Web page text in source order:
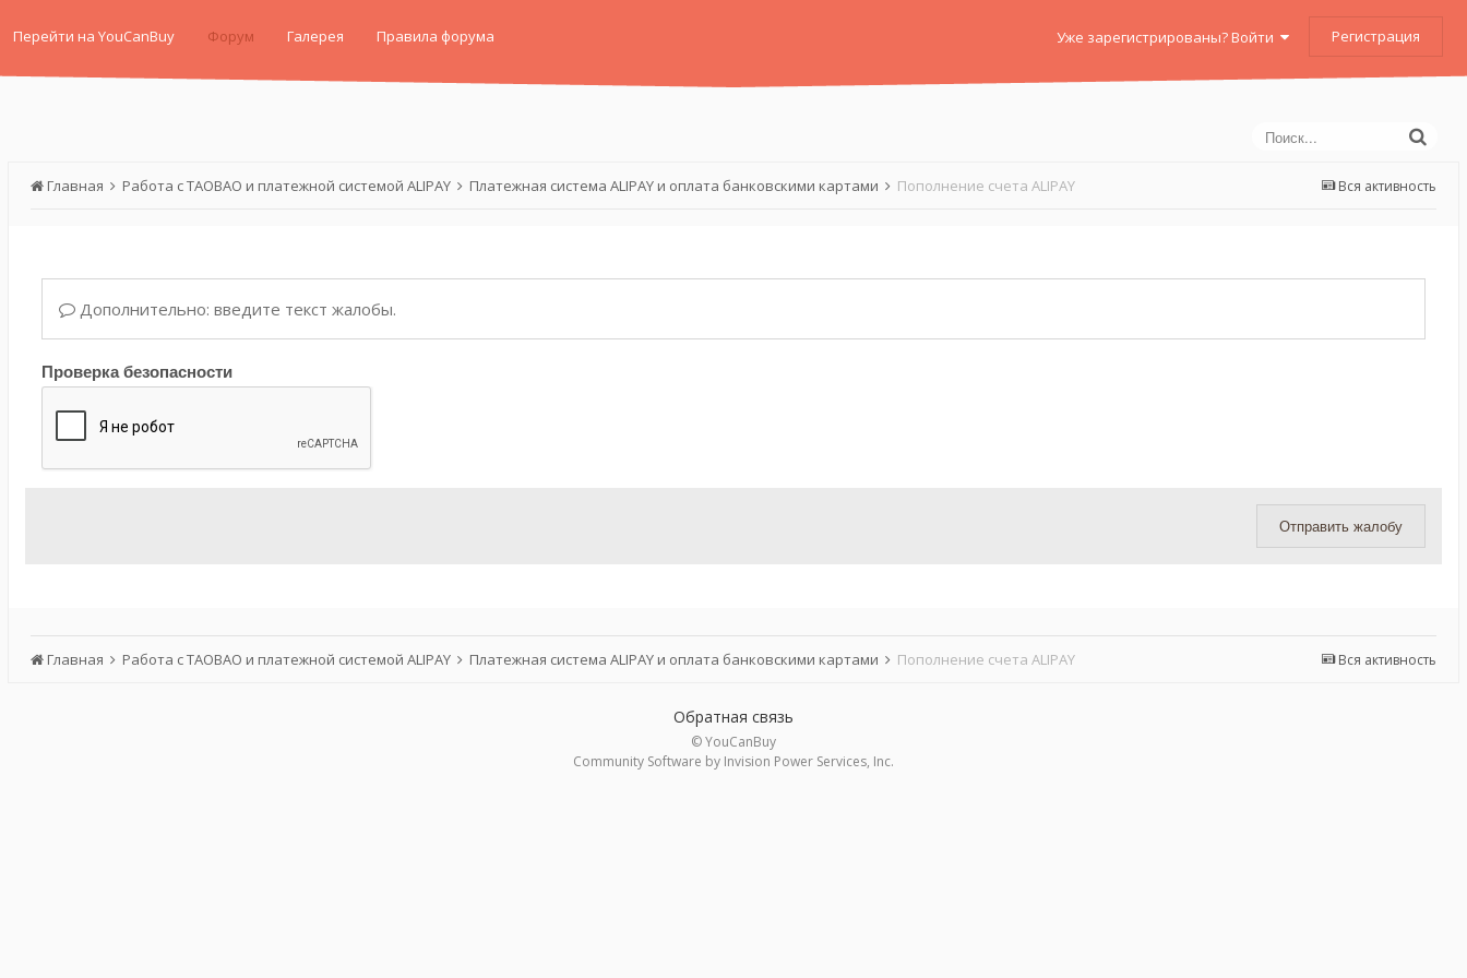
Перейти на YouCanBuy Форум Галерея Правила форума Уже зарегистрированы? Войти Регистрация
Вся активность
Главная Работа с TAOBAO и платежной системой ALIPAY Платежная система ALIPAY и оплата банковскими картами Пополнение счета ALIPAY
Дополнительно: введите текст жалобы.
Проверка безопасности
Отправить жалобу
Вся активность
Главная Работа с TAOBAO и платежной системой ALIPAY Платежная система ALIPAY и оплата банковскими картами Пополнение счета ALIPAY
Обратная связь
© YouCanBuy
Community Software by Invision Power Services, Inc.